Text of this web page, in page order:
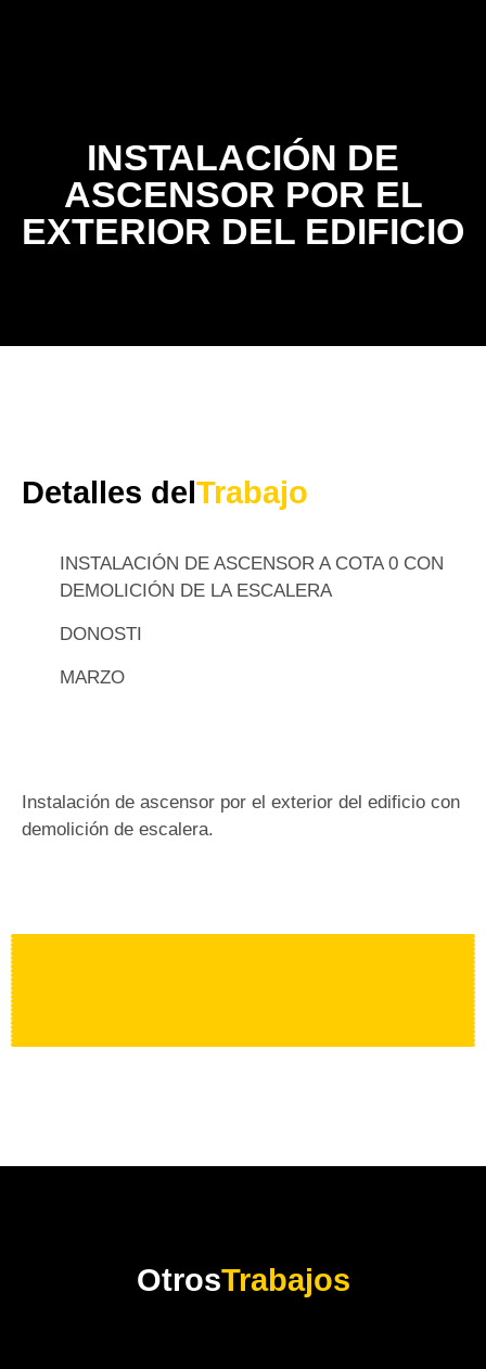
INSTALACIÓN DE
ASCENSOR POR EL
EXTERIOR DEL EDIFICIO
Detalles delTrabajo
INSTALACIÓN DE ASCENSOR A COTA 0 CON
DEMOLICIÓN DE LA ESCALERA
DONOSTI
MARZO
Instalación de ascensor por el exterior del edificio con
demolición de escalera.
OtrosTrabajos